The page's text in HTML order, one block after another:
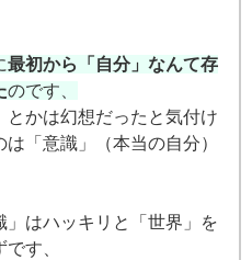
最初から「自分」なんて存
のです、
とかは幻想だったと気付け
「意識」（本当の自分）
」はハッキリと「世界」を
す、